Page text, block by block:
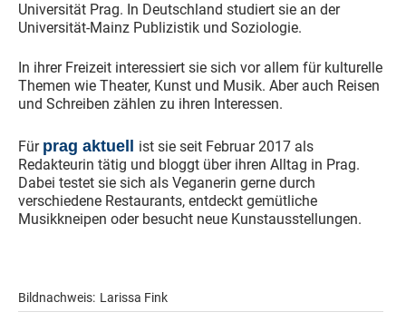
Universität Prag. In Deutschland studiert sie an der
Universität-Mainz Publizistik und Soziologie.
In ihrer Freizeit interessiert sie sich vor allem für kulturelle
Themen wie Theater, Kunst und Musik. Aber auch Reisen
und Schreiben zählen zu ihren Interessen.
Für prag aktuell ist sie seit Februar 2017 als
Redakteurin tätig und bloggt über ihren Alltag in Prag.
Dabei testet sie sich als Veganerin gerne durch
verschiedene Restaurants, entdeckt gemütliche
Musikkneipen oder besucht neue Kunstausstellungen.
Bildnachweis: Larissa Fink